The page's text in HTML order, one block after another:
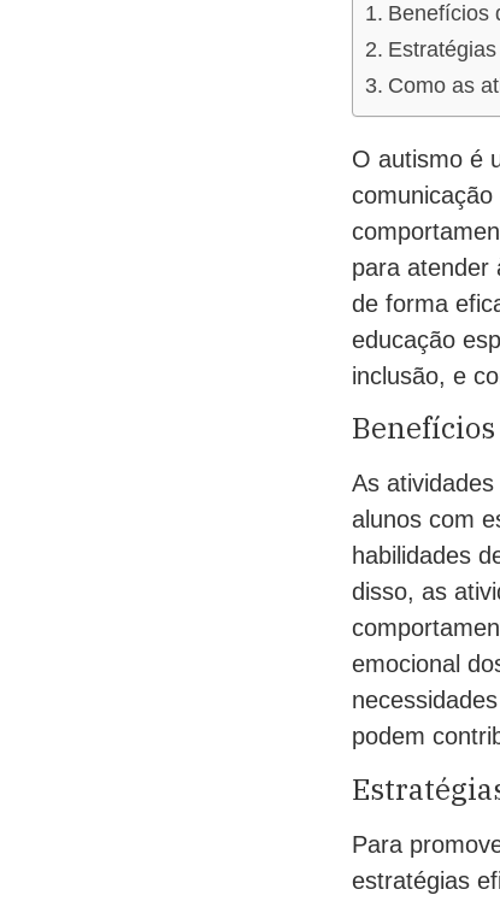
Benefícios
Como as
O autismo é
para atender
de forma
educação
inclusão, e
As
alunos com
habilidades
disso, as
emocional
podem
Para
estratégias